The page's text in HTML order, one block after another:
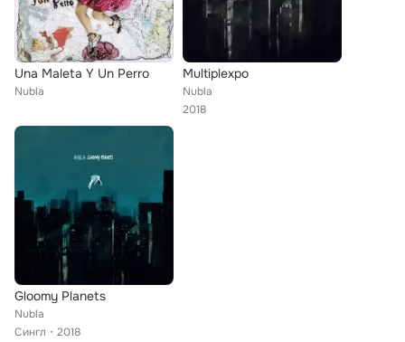
Una Maleta Y Un Perro
Nubla
Multiplexpo
Nubla
2018
Gloomy Planets
Nubla
Сингл
2018